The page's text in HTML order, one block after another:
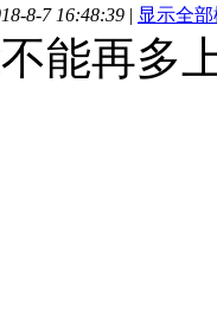
8-7 16:48:39 | 显示全
能再多